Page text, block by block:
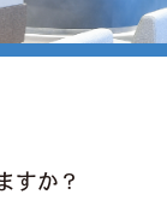
すか？